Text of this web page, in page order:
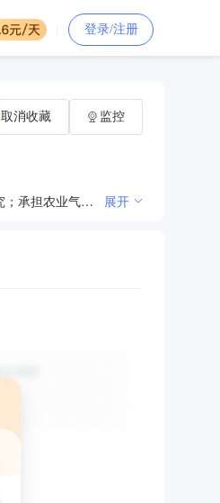
登录/注册
为国家建设和社会生活提供人工影响天气服务。负责人工影响天气作业的组织实施、技术指导和人员培训工作；开展人工影响天气科学研究；承担农业气象监测、试验等任务；负责农经网的运行、维护及农经信息的汇总、发布工作；负责全市雷电灾害预报预警信息发布、雷电灾害调查鉴定、雷电灾害风险区划、雷电防护技术研究、雷电致灾机理研究、防雷装置设计技术评价、雷电防护技术支撑、雷电防护公益宣传等工作。 展开
取消收藏 监控